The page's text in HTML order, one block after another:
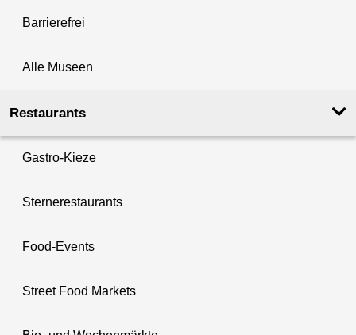
Barrierefrei
Alle Museen
Restaurants
Gastro-Kieze
Sternerestaurants
Food-Events
Street Food Markets